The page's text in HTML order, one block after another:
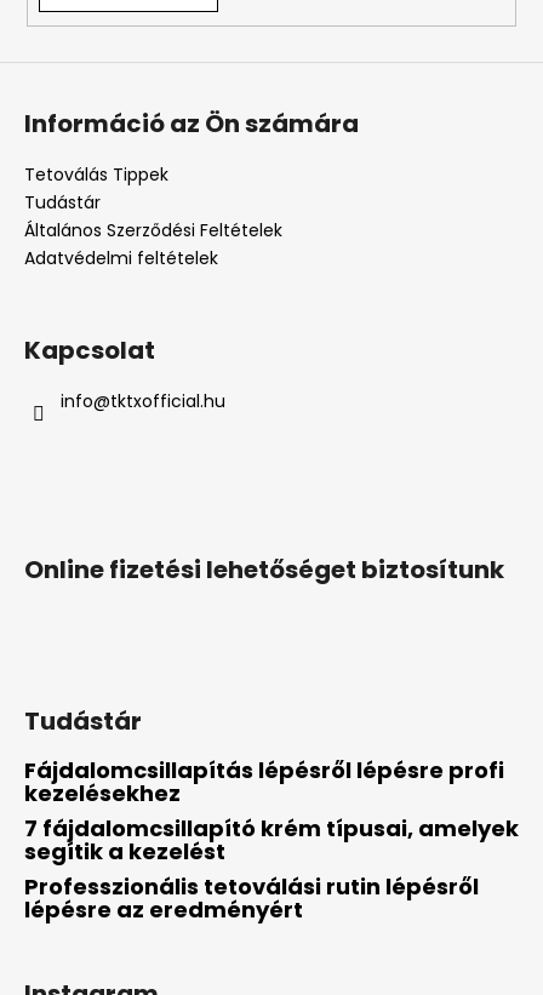
Információ az Ön számára
Tetoválás Tippek
Tudástár
Általános Szerződési Feltételek
Adatvédelmi feltételek
Kapcsolat
info@tktxofficial.hu
Online fizetési lehetőséget biztosítunk
Tudástár
Fájdalomcsillapítás lépésről lépésre profi
kezelésekhez
7 fájdalomcsillapító krém típusai, amelyek
segítik a kezelést
Professzionális tetoválási rutin lépésről
lépésre az eredményért